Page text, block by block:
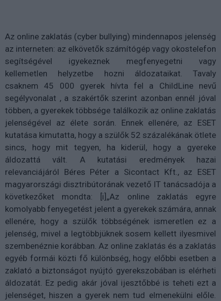
Az online zaklatás (cyber bullying) mindennapos jelenség
az interneten: az elkövetők számítógép vagy okostelefon
segítségével igyekeznek megfenyegetni vagy
kellemetlen helyzetbe hozni áldozataikat. Tavaly
csaknem 45 000 gyerek hívta fel a ChildLine nevű
segélyvonalat , a szakértők szerint azonban ennél jóval
többen, a gyerekek többsége találkozik az online zaklatás
jelenségével az élete során. Ennek ellenére, az ESET
kutatása kimutatta, hogy a szülők 52 százalékának ötlete
sincs, hogy mit tegyen, ha kiderül, hogy a gyereke
áldozattá vált. A kutatási eredmények hazai
relevanciájáról Béres Péter a Sicontact Kft., az ESET
magyarországi disztribútorának vezető IT tanácsadója a
következőket mondta: [i]„Az online zaklatás egyre
komolyabb fenyegetést jelent a gyerekek számára, annak
ellenére, hogy a szülők többségének ismeretlen ez a
jelenség, mivel a legtöbbjüknek sosem kellett ilyesmivel
szembenéznie korábban. Az online zaklatás és a zaklatás
egyéb formái közti fő különbség, hogy előbbi esetben a
zaklató a biztonságot nyújtó gyerekszobában is elérheti
áldozatát. Ez pedig akár jóval ijesztőbbé is teheti ezt a
jelenséget, hiszen a gyerek nem tud elmenekülni előle.